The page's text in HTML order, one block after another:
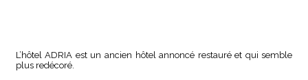
L’hôtel ADRIA est un ancien hôtel annoncé restauré et qui semble
plus redécoré.